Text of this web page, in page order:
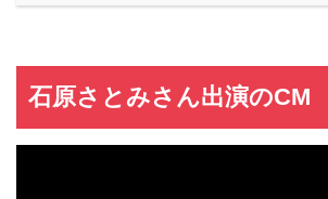
石原さとみさん出演のCM